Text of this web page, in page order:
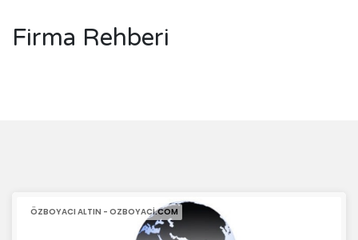
Firma Rehberi
ÖZBOYACI ALTIN - OZBOYACI.COM